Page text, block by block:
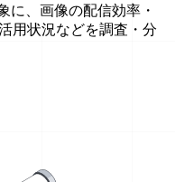
に、画像の配信効率・
用状況などを調査・分